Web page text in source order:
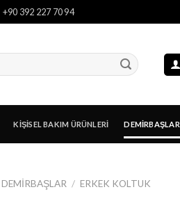
+90 392 227 70 94
KIŞISEL BAKIM ÜRÜNLERI DEMIRBAŞLAR
DEMIRBAŞLAR / ERKEK KOLTUK